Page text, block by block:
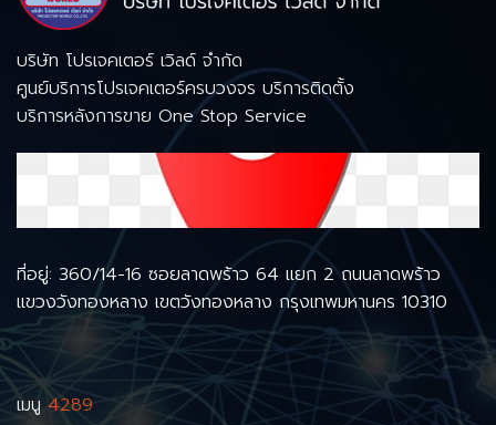
บริษัท โปรเจคเตอร์ เวิลด์ จำกัด
ศูนย์บริการโปรเจคเตอร์ครบวงจร บริการติดตั้ง
บริการหลังการขาย One Stop Service
ที่อยู่: 360/14-16 ซอยลาดพร้าว 64 แยก 2 ถนนลาดพร้าว
แขวงวังทองหลาง เขตวังทองหลาง กรุงเทพมหานคร 10310
เมนู4289